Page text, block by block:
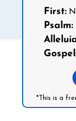
First:
Psalm:
*This is a